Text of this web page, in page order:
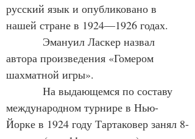
русский язык и опубликовано в
нашей стране в 1924—1926 годах.
автора произведения «Гомером
шахматной игры».
международном турнире в Нью-
Йорке в 1924 году Тартаковер занял 8-